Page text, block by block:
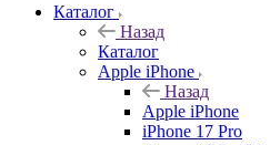
Каталог
Назад
Каталог
Apple iPhone
Назад
Apple iPhone
iPhone 17 Pro